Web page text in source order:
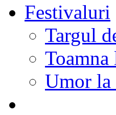
Festivaluri
Targul
Toamna
Umor